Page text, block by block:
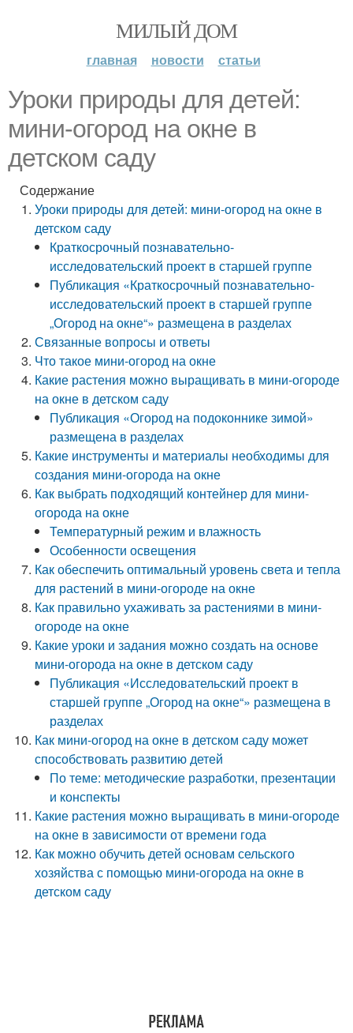
МИЛЫЙ ДОМ
главная новости статьи
Уроки природы для детей:
мини-огород на окне в
детском саду
Содержание
Уроки природы для детей: мини-огород на окне в
детском саду
Краткосрочный познавательно-
исследовательский проект в старшей группе
Публикация «Краткосрочный познавательно-
исследовательский проект в старшей группе
„Огород на окне“» размещена в разделах
Связанные вопросы и ответы
Что такое мини-огород на окне
Какие растения можно выращивать в мини-огороде
на окне в детском саду
Публикация «Огород на подоконнике зимой»
размещена в разделах
Какие инструменты и материалы необходимы для
создания мини-огорода на окне
Как выбрать подходящий контейнер для мини-
огорода на окне
Температурный режим и влажность
Особенности освещения
Как обеспечить оптимальный уровень света и тепла
для растений в мини-огороде на окне
Как правильно ухаживать за растениями в мини-
огороде на окне
Какие уроки и задания можно создать на основе
мини-огорода на окне в детском саду
Публикация «Исследовательский проект в
старшей группе „Огород на окне“» размещена в
разделах
Как мини-огород на окне в детском саду может
способствовать развитию детей
По теме: методические разработки, презентации
и конспекты
Какие растения можно выращивать в мини-огороде
на окне в зависимости от времени года
Как можно обучить детей основам сельского
хозяйства с помощью мини-огорода на окне в
детском саду